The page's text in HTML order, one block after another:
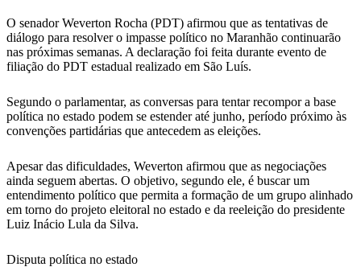
O senador Weverton Rocha (PDT) afirmou que as tentativas de
diálogo para resolver o impasse político no Maranhão continuarão
nas próximas semanas. A declaração foi feita durante evento de
filiação do PDT estadual realizado em São Luís.
Segundo o parlamentar, as conversas para tentar recompor a base
política no estado podem se estender até junho, período próximo às
convenções partidárias que antecedem as eleições.
Apesar das dificuldades, Weverton afirmou que as negociações
ainda seguem abertas. O objetivo, segundo ele, é buscar um
entendimento político que permita a formação de um grupo alinhado
em torno do projeto eleitoral no estado e da reeleição do presidente
Luiz Inácio Lula da Silva.
Disputa política no estado